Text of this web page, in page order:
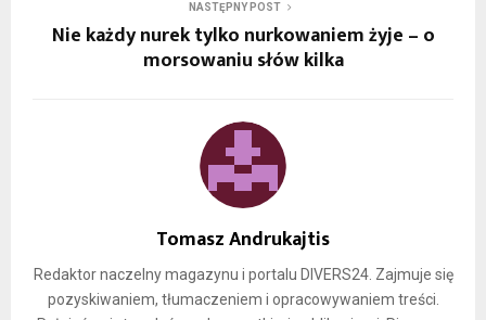
NASTĘPNY POST
Nie każdy nurek tylko nurkowaniem żyje – o
morsowaniu słów kilka
Tomasz Andrukajtis
Redaktor naczelny magazynu i portalu DIVERS24. Zajmuje się
pozyskiwaniem, tłumaczeniem i opracowywaniem treści.